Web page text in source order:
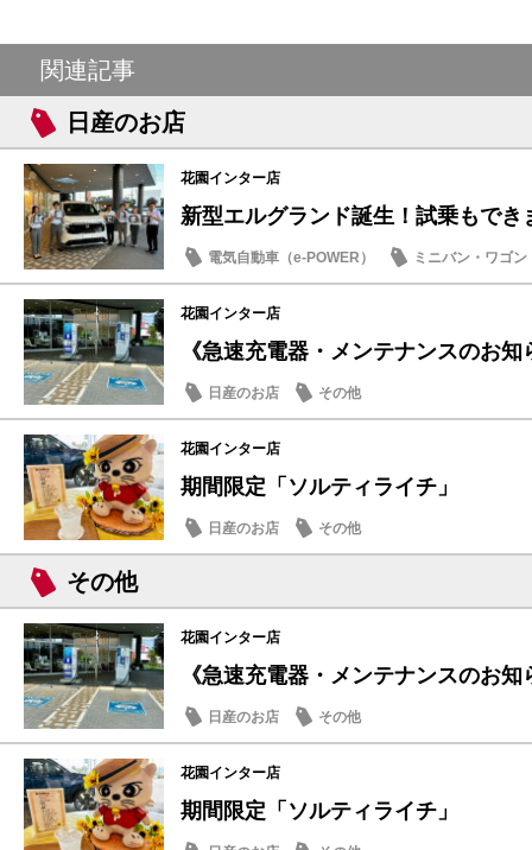
関連記事
日産のお店
花園インター店
新型エルグランド誕生！試乗もでき
電気自動車（e-POWER）
ミニバン・ワゴン
日産のお店
花園インター店
《急速充電器・メンテナンスのお知
日産のお店 その他
花園インター店
期間限定「ソルティライチ」
日産のお店 その他
その他
花園インター店
《急速充電器・メンテナンスのお知
日産のお店 その他
花園インター店
期間限定「ソルティライチ」